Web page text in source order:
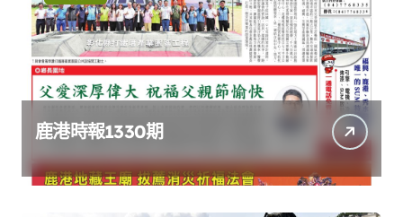
鹿港時報1330期